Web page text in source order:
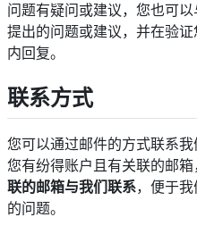
问题有疑问或建议，您也可
提出的问题或建议，并在验
内回复。
联系方式
您可以通过邮件的方式联系我
您有纷得账户且有关联的邮
联的邮箱与我们联系，便于
的问题。